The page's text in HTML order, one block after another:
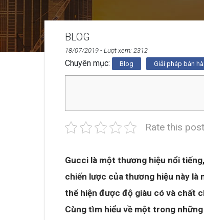
BLOG
18/07/2019 - Lượt xem: 2312
Chuyên mục: Blog Giải pháp bán
Rate this post
Gucci là một thương hiệu nổi
chiến lược của thương hiệu này là
thể hiện được độ giàu có và chất
Cùng tìm hiểu về một trong